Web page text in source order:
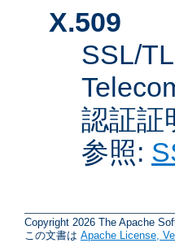
X.509
SSL/
認証証
参照:
Copyright 2026 The Apache
この文書は Apache License,